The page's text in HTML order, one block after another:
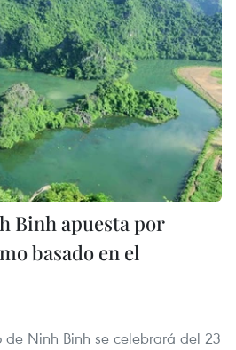
Binh apuesta por
basado en el
de Ninh Binh se celebrará del 23